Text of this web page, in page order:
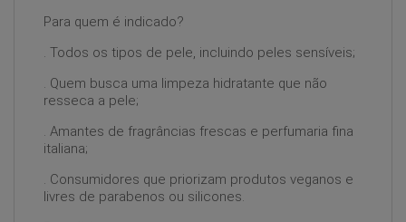
Para quem é indicado?
. Todos os tipos de pele, incluindo peles sensíveis;
. Quem busca uma limpeza hidratante que não
resseca a pele;
. Amantes de fragrâncias frescas e perfumaria fina
italiana;
. Consumidores que priorizam produtos veganos e
livres de parabenos ou silicones.